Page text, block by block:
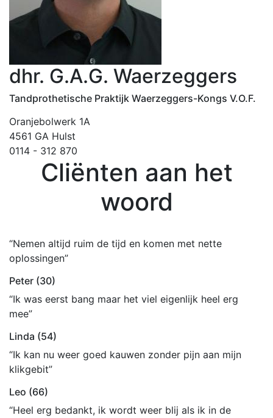
dhr. G.A.G. Waerzeggers
Tandprothetische Praktijk Waerzeggers-Kongs V.O.F.
Oranjebolwerk 1A
4561 GA Hulst
0114 - 312 870
Cliënten aan het
woord
“Nemen altijd ruim de tijd en komen met nette
oplossingen”
Peter (30)
“Ik was eerst bang maar het viel eigenlijk heel erg
mee”
Linda (54)
“Ik kan nu weer goed kauwen zonder pijn aan mijn
klikgebit”
Leo (66)
“Heel erg bedankt, ik wordt weer blij als ik in de